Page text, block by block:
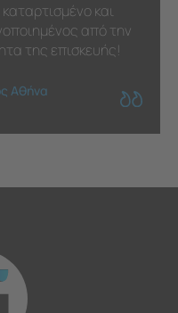
και
από την
της επισκευής!
Αθήνα